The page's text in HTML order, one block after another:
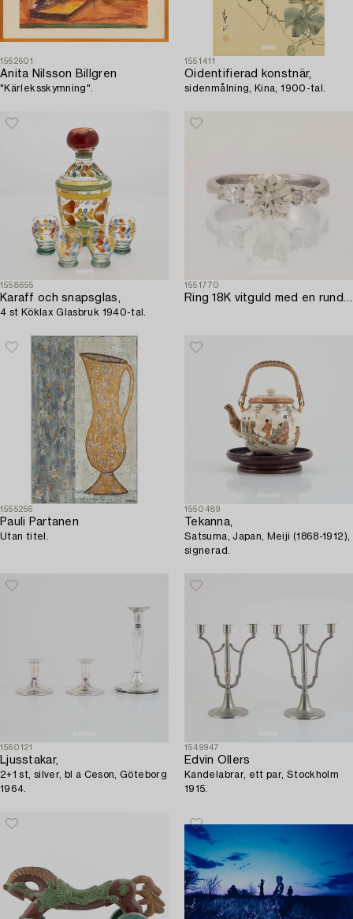
1562601
Anita Nilsson Billgren
"Kärleksskymning".
1551411
Oidentifierad konstnär,
sidenmålning, Kina, 1900-tal.
1558655
Karaff och snapsglas,
4 st Köklax Glasbruk 1940-tal.
1551770
Ring 18K vitguld med en rund briljantslipad diamant samt två markisslipade diamanter.
1555256
Pauli Partanen
Utan titel.
1550489
Tekanna,
Satsuma, Japan, Meiji (1868-1912),
signerad.
1560121
Ljusstakar,
2+1 st, silver, bl a Ceson, Göteborg
1964.
1549947
Edvin Ollers
Kandelabrar, ett par, Stockholm
1915.